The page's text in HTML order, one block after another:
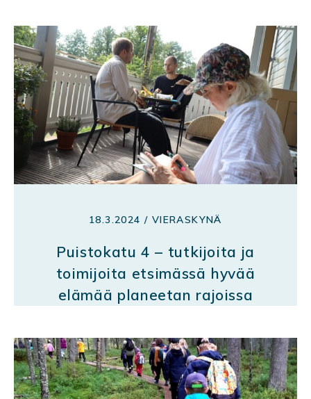
18.3.2024 / VIERASKYNÄ
Puistokatu 4 – tutkijoita ja
toimijoita etsimässä hyvää
elämää planeetan rajoissa